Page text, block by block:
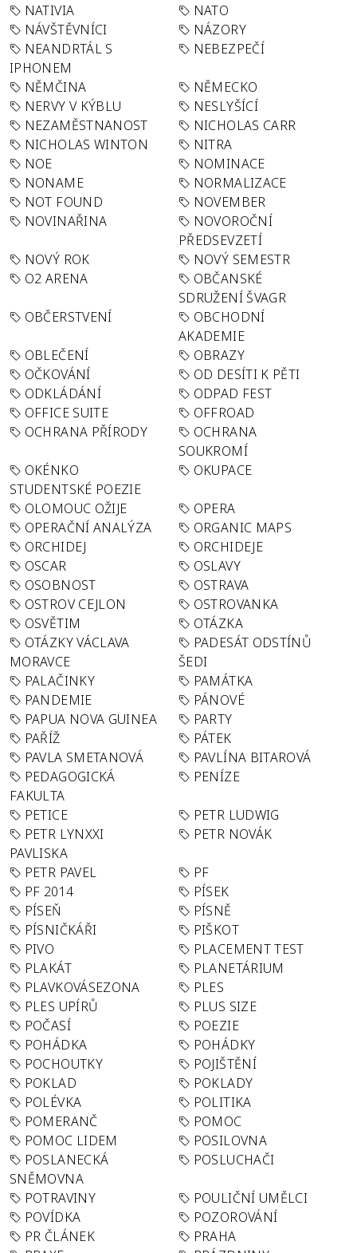
NATIVIA
NATO
NÁVŠTĚVNÍCI
NÁZORY
NEANDRTÁL S
IPHONEM
NEBEZPEČÍ
NĚMČINA
NĚMECKO
NERVY V KÝBLU
NESLYŠÍCÍ
NEZAMĚSTNANOST
NICHOLAS CARR
NICHOLAS WINTON
NITRA
NOE
NOMINACE
NONAME
NORMALIZACE
NOT FOUND
NOVEMBER
NOVINAŘINA
NOVOROČNÍ
PŘEDSEVZETÍ
NOVÝ ROK
NOVÝ SEMESTR
O2 ARENA
OBČANSKÉ
SDRUŽENÍ ŠVAGR
OBČERSTVENÍ
OBCHODNÍ
AKADEMIE
OBLEČENÍ
OBRAZY
OČKOVÁNÍ
OD DESÍTI K PĚTI
ODKLÁDÁNÍ
ODPAD FEST
OFFICE SUITE
OFFROAD
OCHRANA PŘÍRODY
OCHRANA
SOUKROMÍ
OKÉNKO
STUDENTSKÉ POEZIE
OKUPACE
OLOMOUC OŽIJE
OPERA
OPERAČNÍ ANALÝZA
ORGANIC MAPS
ORCHIDEJ
ORCHIDEJE
OSCAR
OSLAVY
OSOBNOST
OSTRAVA
OSTROV CEJLON
OSTROVANKA
OSVĚTIM
OTÁZKA
OTÁZKY VÁCLAVA
MORAVCE
PADESÁT ODSTÍNŮ
ŠEDI
PALAČINKY
PAMÁTKA
PANDEMIE
PÁNOVÉ
PAPUA NOVA GUINEA
PARTY
PAŘÍŽ
PÁTEK
PAVLA SMETANOVÁ
PAVLÍNA BITAROVÁ
PEDAGOGICKÁ
FAKULTA
PENÍZE
PETICE
PETR LUDWIG
PETR LYNXXI
PAVLISKA
PETR NOVÁK
PETR PAVEL
PF
PF 2014
PÍSEK
PÍSEŇ
PÍSNĚ
PÍSNIČKÁŘI
PIŠKOT
PIVO
PLACEMENT TEST
PLAKÁT
PLANETÁRIUM
PLAVKOVÁSEZONA
PLES
PLES UPÍRŮ
PLUS SIZE
POČASÍ
POEZIE
POHÁDKA
POHÁDKY
POCHOUTKY
POJIŠTĚNÍ
POKLAD
POKLADY
POLÉVKA
POLITIKA
POMERANČ
POMOC
POMOC LIDEM
POSILOVNA
POSLANECKÁ
SNĚMOVNA
POSLUCHAČI
POTRAVINY
POULIČNÍ UMĚLCI
POVÍDKA
POZOROVÁNÍ
PR ČLÁNEK
PRAHA